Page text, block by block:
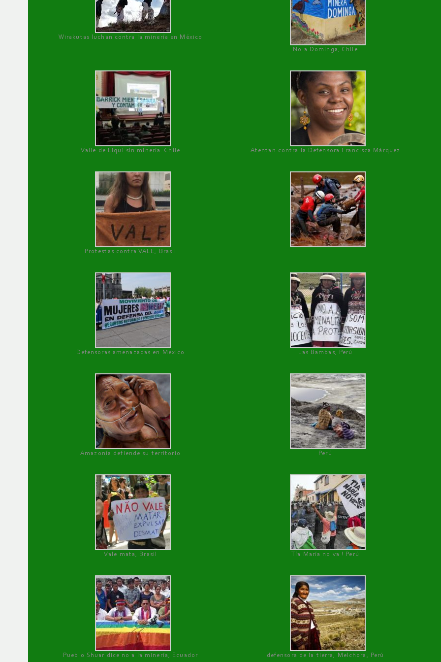
Wirakutas luchan contra la minería en México
No a Dominga, Chile
Valle de Elqui sin minería. Chile Atentan contra la Defensora Francisca Márquez
Protestas contra VALE, Brasil
Defensoras amenazadas en México Las Bambas, Perú
Amazonía defiende su territorio Perú
Vale mata, Brasil Tía María no va ! Perú
Pueblo Shuar dice no a la minería, Ecuador defensora de la tierra, Melchora, Perú